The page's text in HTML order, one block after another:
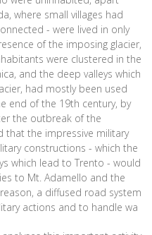
where small villages had
- were lived in only
of the imposing glacier,
were clustered in the
and the deep valleys which
had mostly been used
end of the 19th century, by
the outbreak of the
that the impressive military
constructions - which the
which lead to Trento - would
to Mt. Adamello and the
a diffused road system
actions and to handle wa